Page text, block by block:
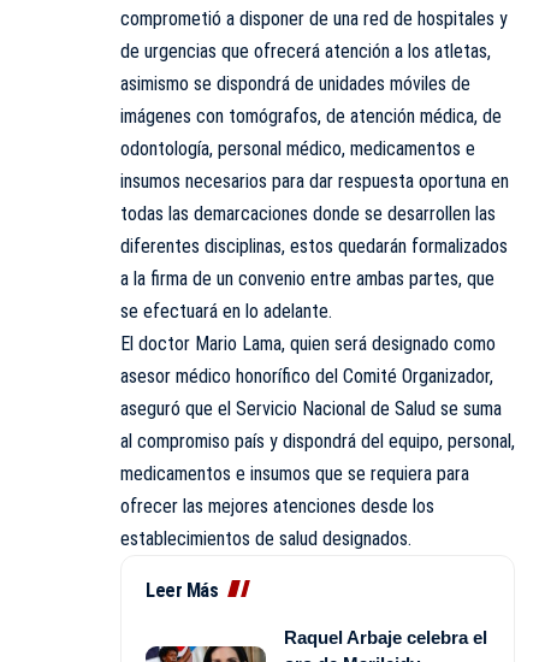
comprometió a disponer de una red de hospitales y
de urgencias que ofrecerá atención a los atletas,
asimismo se dispondrá de unidades móviles de
imágenes con tomógrafos, de atención médica, de
odontología, personal médico, medicamentos e
insumos necesarios para dar respuesta oportuna en
todas las demarcaciones donde se desarrollen las
diferentes disciplinas, estos quedarán formalizados
a la firma de un convenio entre ambas partes, que
se efectuará en lo adelante.
El doctor Mario Lama, quien será designado como
asesor médico honorífico del Comité Organizador,
aseguró que el Servicio Nacional de Salud se suma
al compromiso país y dispondrá del equipo, personal,
medicamentos e insumos que se requiera para
ofrecer las mejores atenciones desde los
establecimientos de salud designados.
Leer Más
Raquel Arbaje celebra el